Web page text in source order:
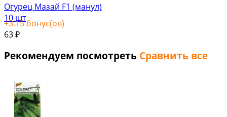
Огурец Мазай F1 (манул)
10 шт
+3.15 бонус(ов)
63 ₽
Рекомендуем посмотреть Сравнить все